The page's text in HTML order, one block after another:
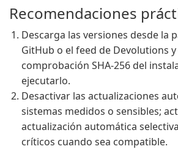
Recomendaciones
Descarga las versiones desde la
GitHub o el feed de Devolutions
comprobación SHA-256 del
ejecutarlo.
Desactivar las actualizaciones
sistemas medidos o sensibles;
actualización automática
críticos cuando sea compatible.